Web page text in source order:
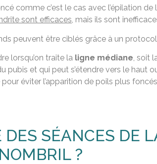
comme c’est le cas avec l’épilation
sont efficaces, mais ils sont
peuvent être ciblés grâce à un
lorsqu’on traite la ligne médiane, soit
pubis et qui peut s’étendre vers le haut
éviter l’apparition de poils plus
DES SÉANCES DE
?